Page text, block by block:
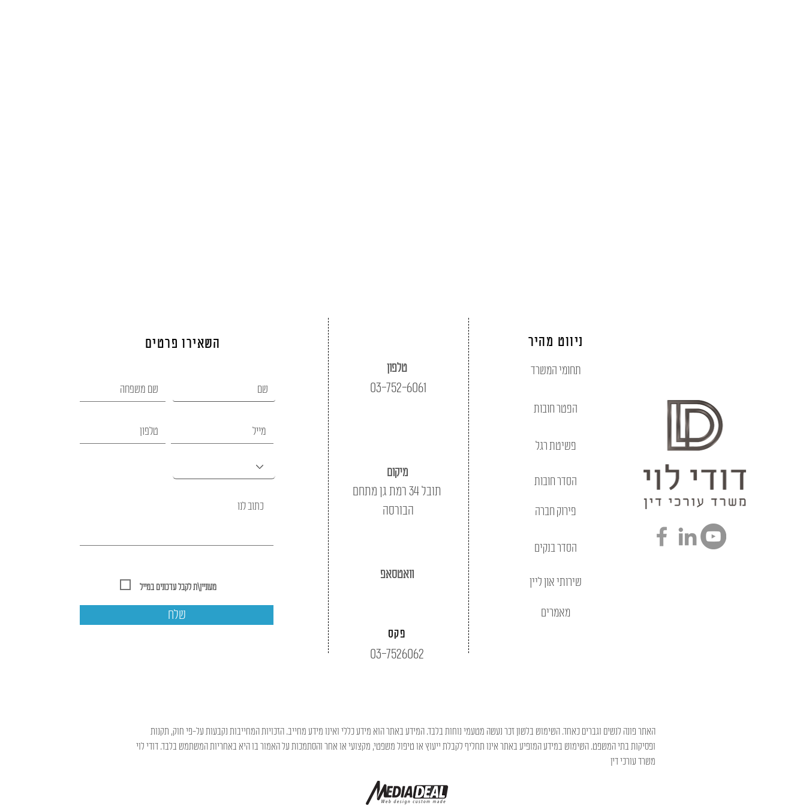
השאירו פרטים
שלח
טלפון
03-752-6061
מיקום
תובל 34 רמת גן מתחם
הבורסה
וואטסאפ
פקס
03-7526062
ניווט מהיר
תחומי המשרד
הפטר חובות
פשיטת רגל
הסדר חובות
פירוק חברה
הסדר בנקים
שירותי און ליין
מאמרים
האתר פונה לנשים וגברים כאחד. השימוש בלשון זכר נעשה מטעמי נוחות בלבד. המידע באתר הוא מידע כללי ואינו מידע מחייב. הזכויות המחייבות נקבעות על-פי חוק, תקנות
ופסיקות בתי המשפט. השימוש במידע המופיע באתר אינו תחליף לקבלת ייעוץ או טיפול משפטי, מקצועי או אחר והסתמכות על האמור בו היא באחריות המשתמש בלבד. דודי לוי
משרד עורכי דין